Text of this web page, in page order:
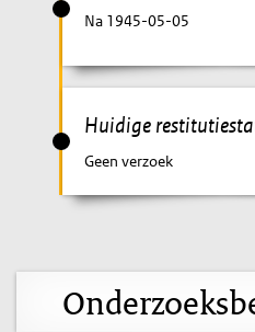
Na 1945-05-05
Huidige
Geen verzoek